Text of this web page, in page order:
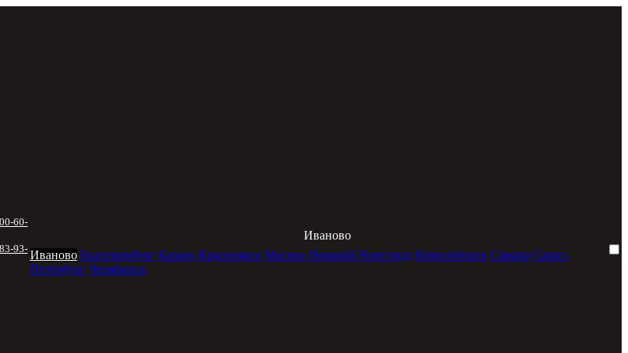
60-
93-
Иваново
Иваново Екатеринбург Казань Красноярск Москва Нижний Новгород Новосибирск Самара Санкт-
Петербург Челябинск